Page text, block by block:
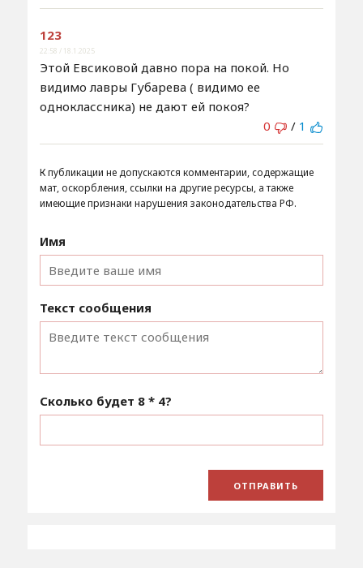
123
22:58 / 18.1.2025
Этой Евсиковой давно пора на покой. Но
видимо лавры Губарева ( видимо ее
одноклассника) не дают ей покоя?
0
/ 1
К публикации не допускаются комментарии, содержащие
мат, оскорбления, ссылки на другие ресурсы, а также
имеющие признаки нарушения законодательства РФ.
Имя
Текст сообщения
Сколько будет 8 * 4?